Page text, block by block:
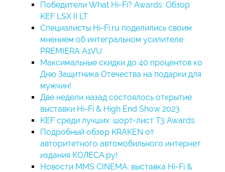
Победители What Hi-Fi? Awards: Обзор
KEF LSX II LT
Специалисты Hi-Fi.ru поделились своим
мнением об интегральном усилителе
PREMIERA A1VU
Максимальные скидки до 40 процентов ко
Дню Защитника Отечества на подарки для
мужчин!
Две недели назад состоялось открытие
выставки Hi-Fi & High End Show 2023
KEF среди лучших: шорт-лист T3 Awards
Подробный обзор KRAKEN от
авторитетного автомобильного интернет
издания КОЛЕСА.ру!
Новости MMS CINEMA: выставка Hi-Fi &